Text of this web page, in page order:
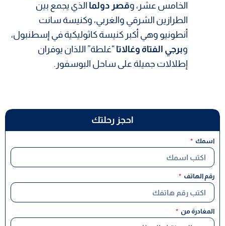
احجز رحلتك
اسمك
رقم الهاتف
المغادرة من
الخامس عشر، وقصر دولما الذي يجمع بين
الطرازين الشرقي والغربي، وكنيسة سانت
أنطونيو وهي أكبر كنيسة كاثوليكية في إسطنبول،
وبرجي الفتاة وغالاتا “غلطة” اللذان يوفران
إطلالات جميلة على ساحل البوسفور.